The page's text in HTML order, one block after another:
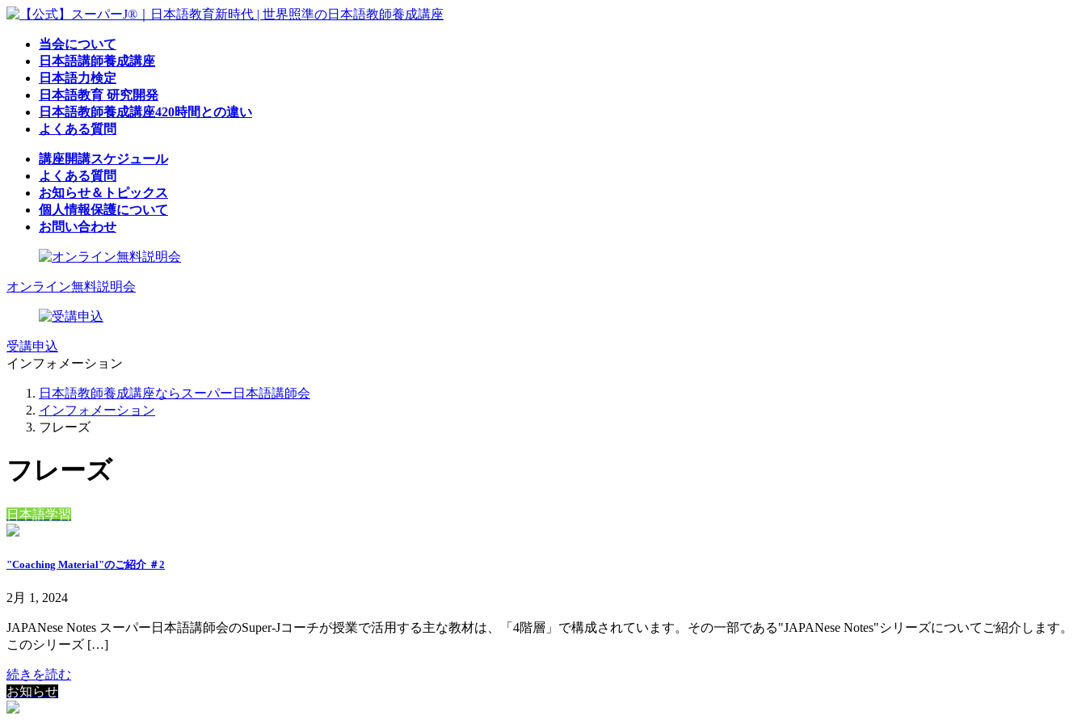
コ
ナ
当会について
日本語講師養成講座
日本語力検定
日本語教育 研究開発
日本語教師養成講座420時間との違い
よくある質問
講座開講スケジュール
よくある質問
お知らせ＆トピックス
個人情報保護について
お問い合わせ
オンライン無料説明会
受講申込
インフォメーション
日本語教師養成講座ならスーパー日本語講師会
インフォメーション
フレーズ
フレーズ
日本語学習
"Coaching Material"のご紹介 ＃2
2月 1, 2024
JAPANese Notes スーパー日本語講師会のSuper-Jコーチが授業で活用する主な教材は、「4階層」で構成されています。その一部である"JAPANese Notes"シリーズについてご紹介します。
このシリーズ […]
続きを読む
お知らせ